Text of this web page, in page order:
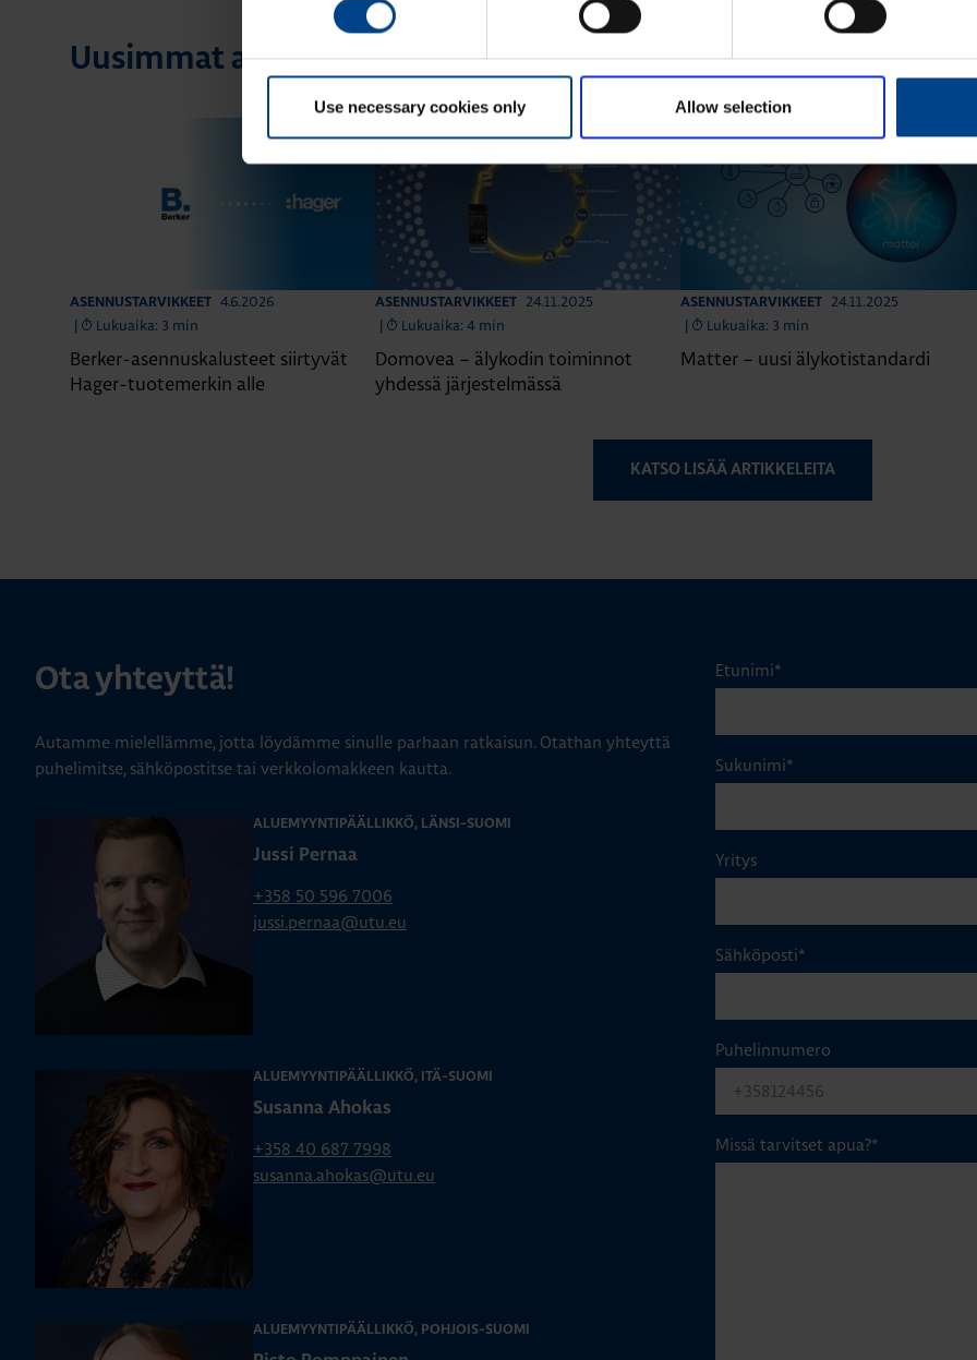
Use necessary cookies only Allow selection
Uusimmat artikkelit aiheesta Asennustarvikkeet
ASENNUSTARVIKKEET
4.6.2026
|
Lukuaika: 3 min
Berker-asennuskalusteet siirtyvät
Hager-tuotemerkin alle
ASENNUSTARVIKKEET
24.11.2025
|
Lukuaika: 4 min
Domovea – älykodin toiminnot
yhdessä järjestelmässä
ASENNUSTARVIKKEET
24.11.2025
|
Lukuaika: 3 min
Matter – uusi älykotistandardi
KATSO LISÄÄ ARTIKKELEITA
Ota yhteyttä!
Autamme mielellämme, jotta löydämme sinulle parhaan ratkaisun. Otathan yhteyttä
puhelimitse, sähköpostitse tai verkkolomakkeen kautta.
ALUEMYYNTIPÄÄLLIKKÖ, LÄNSI-SUOMI
Jussi Pernaa
+358 50 596 7006
jussi.pernaa@utu.eu
ALUEMYYNTIPÄÄLLIKKÖ, ITÄ-SUOMI
Susanna Ahokas
+358 40 687 7998
susanna.ahokas@utu.eu
ALUEMYYNTIPÄÄLLIKKÖ, POHJOIS-SUOMI
Etunimi*
Sukunimi*
Yritys
Sähköposti*
Puhelinnumero
Missä tarvitset apua?*